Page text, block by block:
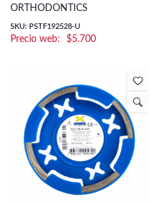
ORTHODONTICS
SKU: PSTF192528-U
$5.700